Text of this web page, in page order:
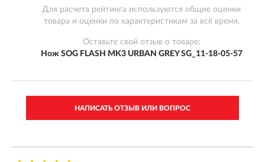
Для расчета рейтинга используются общие оценки
товара и оценки по характеристикам за всё время.
Оставьте свой отзыв о товаре:
Нож SOG FLASH MK3 URBAN GREY SG_11-18-05-57
НАПИСАТЬ ОТЗЫВ ИЛИ ВОПРОС